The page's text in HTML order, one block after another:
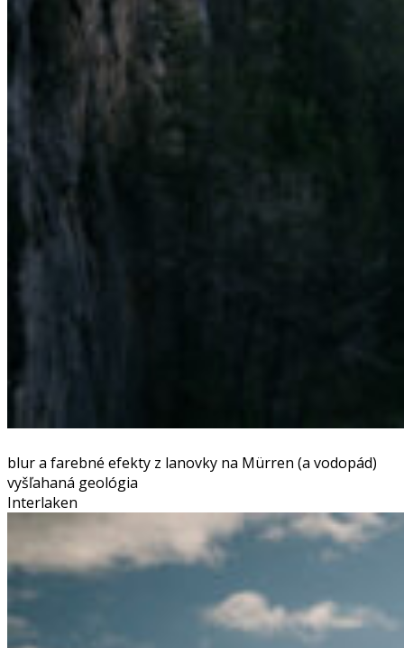
blur a farebné efekty z lanovky na Mürren (a vodopád)
vyšľahaná geológia
Interlaken